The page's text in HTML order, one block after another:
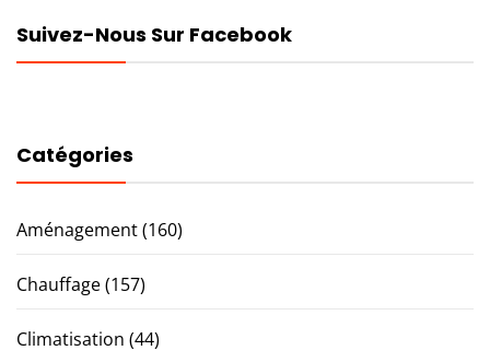
Suivez-Nous Sur Facebook
Catégories
Aménagement(160)
Chauffage(157)
Climatisation (44)